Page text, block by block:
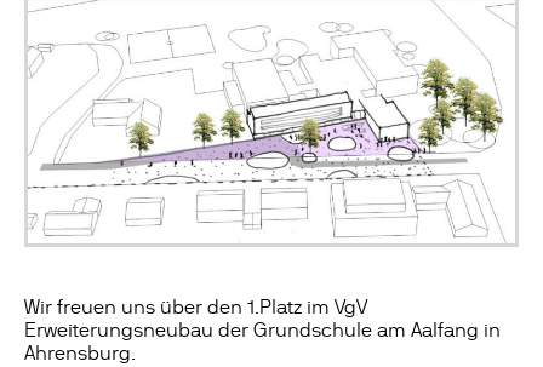
Wir freuen uns über den 1.Platz im VgV
Erweiterungsneubau der Grundschule am Aalfang in
Ahrensburg.